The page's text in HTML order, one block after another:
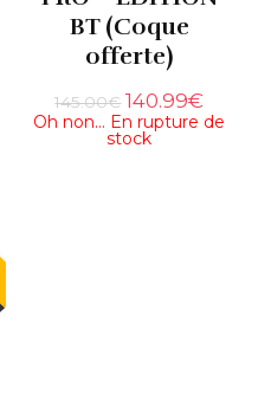
BT (Coque
offerte)
145.00€ 140.99€
Oh non… En rupture de
stock